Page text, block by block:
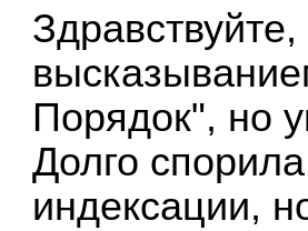
Порядок", но
Долго
индексации,